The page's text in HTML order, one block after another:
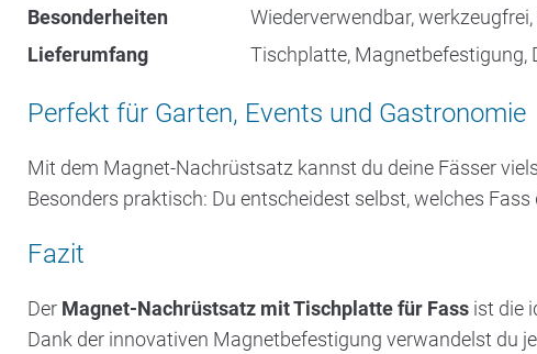
Besonderheiten
Wiederverwendbar,
Lieferumfang
Tischplatte, Magnetbefestigung,
Perfekt für Garten, Events und Gastronomie
Mit dem Magnet-Nachrüstsatz kannst du deine Fässer
Besonders praktisch: Du entscheidest selbst, welches
Fazit
Der Magnet-Nachrüstsatz mit Tischplatte für Fass ist die
Dank der innovativen Magnetbefestigung verwandelst du